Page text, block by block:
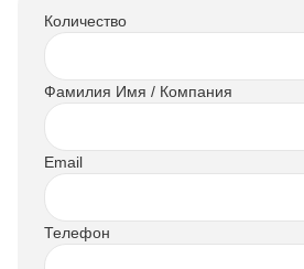
Количество
Фамилия Имя / Компания
Email
Телефон